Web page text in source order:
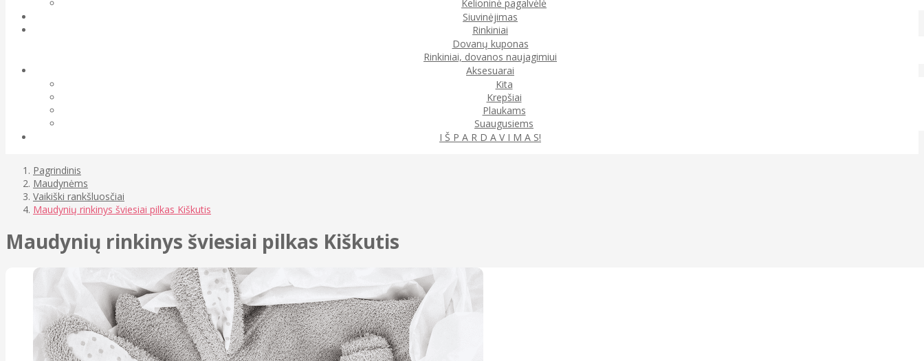
Kelioninė pagalvėlė
Siuvinėjimas
Rinkiniai
Dovanų kuponas
Rinkiniai, dovanos naujagimiui
Aksesuarai
Kita
Krepšiai
Plaukams
Suaugusiems
I Š P A R D A V I M A S!
Pagrindinis
Maudynėms
Vaikiški rankšluosčiai
Maudynių rinkinys šviesiai pilkas Kiškutis
Maudynių rinkinys šviesiai pilkas Kiškutis